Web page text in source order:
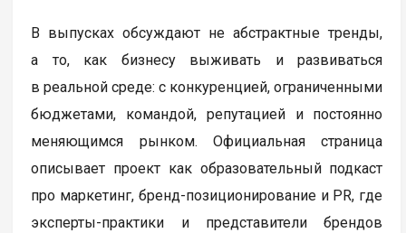
В выпусках обсуждают не абстрактные тренды,
а то, как бизнесу выживать и развиваться
в реальной среде: с конкуренцией, ограниченными
бюджетами, командой, репутацией и постоянно
меняющимся рынком. Официальная страница
описывает проект как образовательный подкаст
про маркетинг, бренд-позиционирование и PR, где
эксперты-практики и представители брендов